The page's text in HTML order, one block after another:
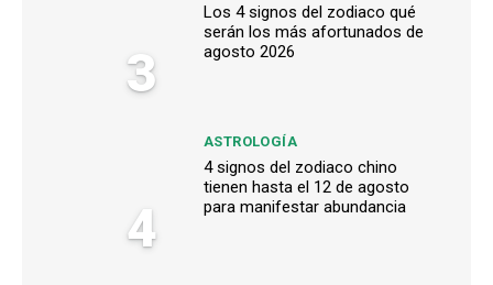
3
Los 4 signos del zodiaco qué
serán los más afortunados de
agosto 2026
4
ASTROLOGÍA
4 signos del zodiaco chino
tienen hasta el 12 de agosto
para manifestar abundancia